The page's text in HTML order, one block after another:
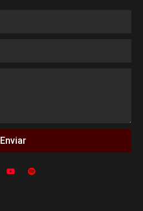
Enviar